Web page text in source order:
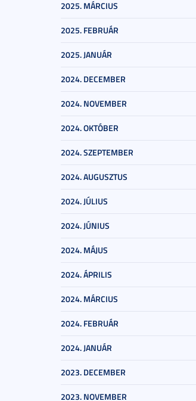
2025. MÁRCIUS
2025. FEBRUÁR
2025. JANUÁR
2024. DECEMBER
2024. NOVEMBER
2024. OKTÓBER
2024. SZEPTEMBER
2024. AUGUSZTUS
2024. JÚLIUS
2024. JÚNIUS
2024. MÁJUS
2024. ÁPRILIS
2024. MÁRCIUS
2024. FEBRUÁR
2024. JANUÁR
2023. DECEMBER
2023. NOVEMBER